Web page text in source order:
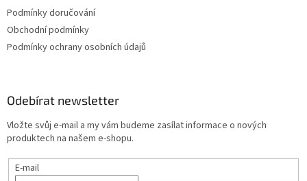
Podmínky doručování
Obchodní podmínky
Podmínky ochrany osobních údajů
Odebírat newsletter
Vložte svůj e-mail a my vám budeme zasílat informace o nových
produktech na našem e-shopu.
E-mail